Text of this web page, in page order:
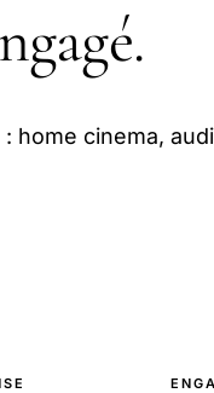
home cinema,